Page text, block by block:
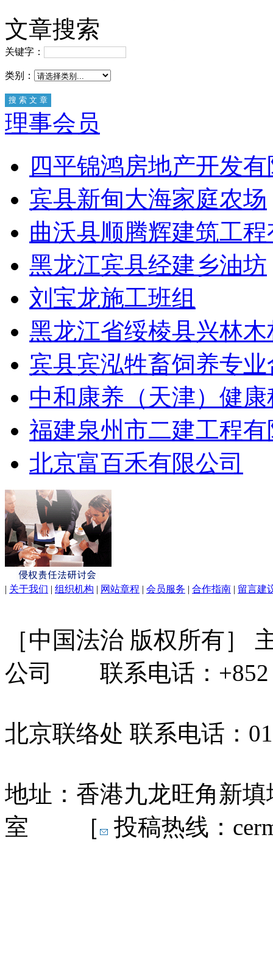
文章搜索
关键字：
类别：
理事会员
四平锦鸿房地产开发
宾县新甸大海家庭农场
曲沃县顺腾辉建筑工
黑龙江宾县经建乡油坊
刘宝龙施工班组
黑龙江省绥棱县兴林
宾县宾泓牲畜饲养专
中和康养（天津）健
福建泉州市二建工程
北京富百禾有限公司
| 关于我们 | 组织机构 | 网站章程 | 会员服务 | 合作指南 | 留言建
［中国法治 版权所有］
公司 联系电话：+852
北京联络处 联系电话：
地址：香港九龙旺角新
室 ［
投稿热线：